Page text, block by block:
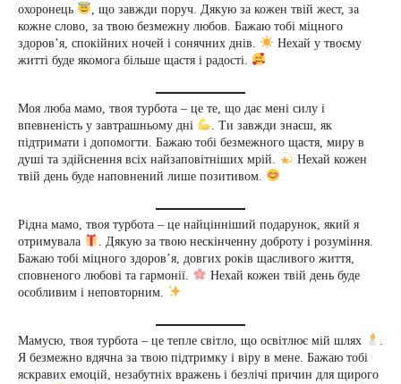
охоронець
, що завжди поруч. Дякую за кожен твій жест, за
кожне слово, за твою безмежну любов. Бажаю тобі міцного
здоров’я, спокійних ночей і сонячних днів.
Нехай у твоєму
житті буде якомога більше щастя і радості.
Моя люба мамо, твоя турбота – це те, що дає мені силу і
впевненість у завтрашньому дні
. Ти завжди знаєш, як
підтримати і допомогти. Бажаю тобі безмежного щастя, миру в
душі та здійснення всіх найзаповітніших мрій.
Нехай кожен
твій день буде наповнений лише позитивом.
Рідна мамо, твоя турбота – це найцінніший подарунок, який я
отримувала
. Дякую за твою нескінченну доброту і розуміння.
Бажаю тобі міцного здоров’я, довгих років щасливого життя,
сповненого любові та гармонії.
Нехай кожен твій день буде
особливим і неповторним.
Мамусю, твоя турбота – це тепле світло, що освітлює мій шлях
.
Я безмежно вдячна за твою підтримку і віру в мене. Бажаю тобі
яскравих емоцій, незабутніх вражень і безлічі причин для щирого